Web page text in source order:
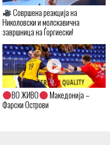
Совршена реакција на
Николовски и молскавична
завршница на Ѓоргиески!
ВО ЖИВО
Македонија –
Фарски Острови